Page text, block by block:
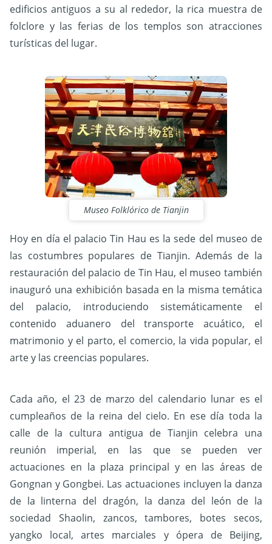
edificios antiguos a su al rededor, la rica muestra de
folclore y las ferias de los templos son atracciones
turísticas del lugar.
Museo Folklórico de Tianjin
Hoy en día el palacio Tin Hau es la sede del museo de
las costumbres populares de Tianjin. Además de la
restauración del palacio de Tin Hau, el museo también
inauguró una exhibición basada en la misma temática
del palacio, introduciendo sistemáticamente el
contenido aduanero del transporte acuático, el
matrimonio y el parto, el comercio, la vida popular, el
arte y las creencias populares.
Cada año, el 23 de marzo del calendario lunar es el
cumpleaños de la reina del cielo. En ese día toda la
calle de la cultura antigua de Tianjin celebra una
reunión imperial, en las que se pueden ver
actuaciones en la plaza principal y en las áreas de
Gongnan y Gongbei. Las actuaciones incluyen la danza
de la linterna del dragón, la danza del león de la
sociedad Shaolin, zancos, tambores, botes secos,
yangko local, artes marciales y ópera de Beijing,